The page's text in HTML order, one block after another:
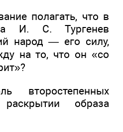
полагать, что в
И. С. Тургенев
народ — его силу,
на то, что он «со
второстепенных
образа